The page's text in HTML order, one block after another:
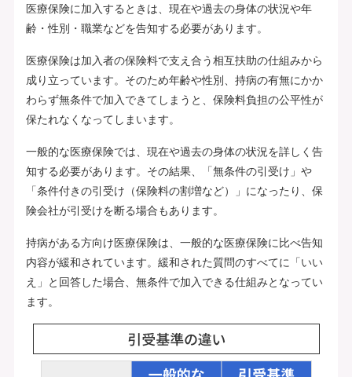
医療保険に加入するときは、現在や過去の身体の状況や年
齢・性別・職業などを告知する必要があります。
医療保険は加入者の保険料で支え合う相互扶助の仕組みから
成り立っています。そのため年齢や性別、持病の有無にかか
わらず無条件で加入できてしまうと、保険料負担の公平性が
保たれなくなってしまいます。
一般的な医療保険では、現在や過去の身体の状況を詳しく告
知する必要があります。その結果、「無条件の引受け」や
「条件付きの引受け（保険料の割増など）」になったり、保
険会社が引受けを断る場合もあります。
持病がある方向け医療保険は、一般的な医療保険に比べ告知
内容が緩和されています。緩和された質問のすべてに「いい
え」と回答した場合、無条件で加入できる仕組みとなってい
ます。